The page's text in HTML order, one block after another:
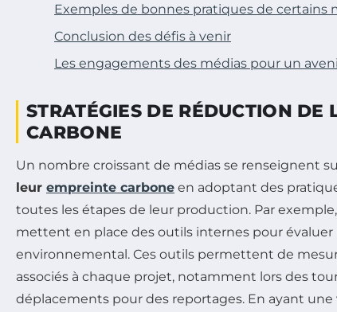
Exemples de bonnes pratiques de certains
Conclusion des défis à venir
Les engagements des médias pour un
STRATÉGIES DE RÉDUCTION DE
CARBONE
Un nombre croissant de médias se renseignent
leur empreinte carbone en adoptant des
toutes les étapes de leur production. Par
mettent en place des outils internes pour
environnemental. Ces outils permettent de
associés à chaque projet, notamment lors des
déplacements pour des reportages. En ayant une